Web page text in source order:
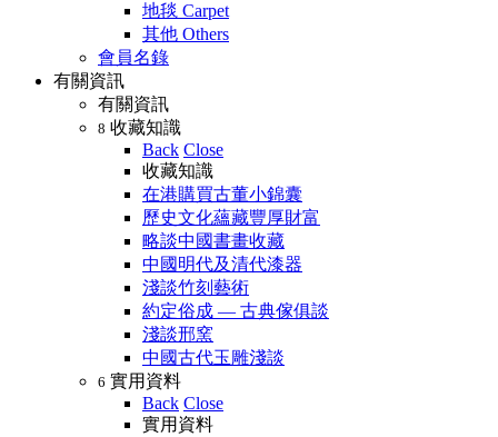
地毯 Carpet
其他 Others
會員名錄
有關資訊
有關資訊
8 收藏知識
Back Close
收藏知識
在港購買古董小錦囊
歷史文化蘊藏豐厚財富
略談中國書畫收藏
中國明代及清代漆器
淺談竹刻藝術
約定俗成 — 古典傢俱談
淺談邢窯
中國古代玉雕淺談
6 實用資料
Back Close
實用資料